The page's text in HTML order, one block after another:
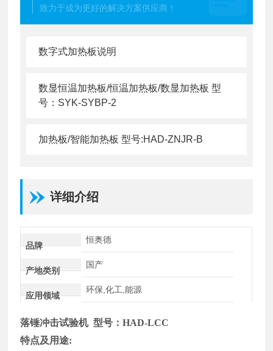
致力于成为更好的解决方案供应商！
数字式加热板说明
数显恒温加热板/恒温加热板/数显加热板 型
号：SYK-SYBP-2
加热板/智能加热板 型号:HAD-ZNJR-B
详细介绍
品牌
恒奥德
产地类别
国产
应用领域
环保,化工,能源
落锤冲击试验机 型号：HAD-LCC
特点及用途: